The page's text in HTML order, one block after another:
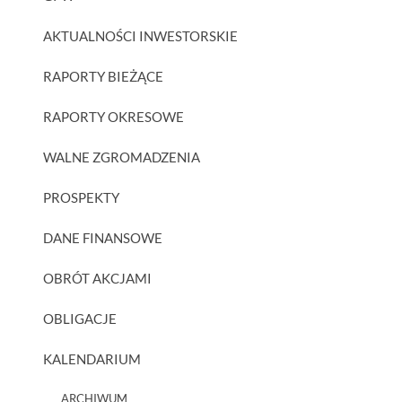
AKTUALNOŚCI INWESTORSKIE
RAPORTY BIEŻĄCE
RAPORTY OKRESOWE
WALNE ZGROMADZENIA
PROSPEKTY
DANE FINANSOWE
OBRÓT AKCJAMI
OBLIGACJE
KALENDARIUM
ARCHIWUM